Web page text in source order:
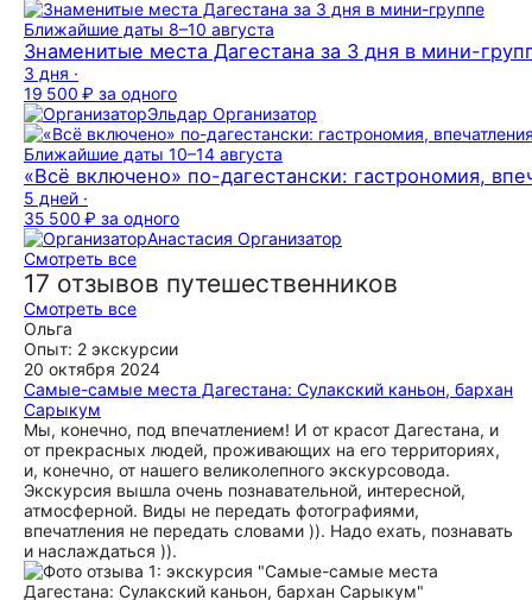
Ближайшие даты 8–10 августа
Знаменитые места Дагестана за 3 дня в мини-
3 дня ·
19 500 ₽ за одного
Эльдар Организатор
Ближайшие даты 10–14 августа
«Всё включено» по-дагестански: гастрономия,
5 дней ·
35 500 ₽ за одного
Анастасия Организатор
Смотреть все
17 отзывов путешественников
Смотреть все
Ольга
Опыт: 2 экскурсии
20 октября 2024
Самые-самые места Дагестана: Сулакский каньон, бархан
Сарыкум
Мы, конечно, под впечатлением! И от красот Дагестана, и
от прекрасных людей, проживающих на его территориях,
и, конечно, от нашего великолепного экскурсовода.
Экскурсия вышла очень познавательной, интересной,
атмосферной. Виды не передать фотографиями,
впечатления не передать словами )). Надо ехать, познавать
и наслаждаться )).